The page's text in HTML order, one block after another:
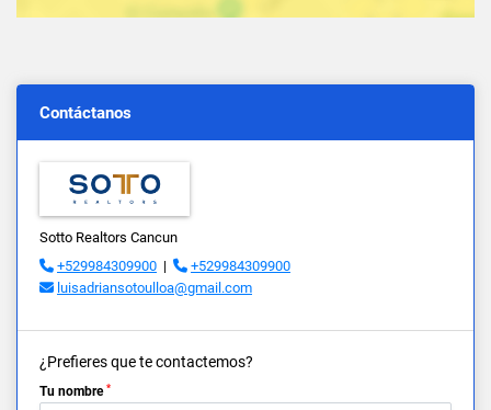
Contáctanos
Sotto Realtors Cancun
+529984309900 |
+529984309900
luisadriansotoulloa@gmail.com
¿Prefieres que te contactemos?
Tu nombre *